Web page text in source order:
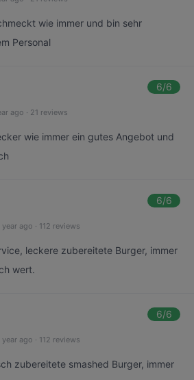
wie immer und bin sehr
Personal
6/6
ago · 21 reviews
wie immer ein gutes Angebot und
6/6
year ago · 112 reviews
leckere zubereitete Burger, immer
wert.
6/6
year ago · 112 reviews
zubereitete smashed Burger, immer